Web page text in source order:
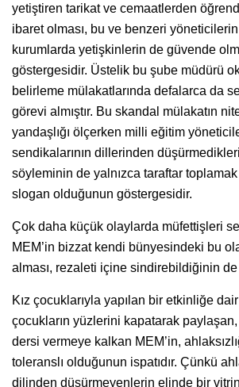
yetiştiren tarikat ve cemaatlerden
ibaret olması, bu ve benzeri
kurumlarda yetişkinlerin de güvende
göstergesidir. Üstelik bu şube müdürü
belirleme mülakatlarında defalarca da
görevi almıştır. Bu skandal mülakatın
yandaşlığı ölçerken milli eğitim
sendikalarının dillerinden
söyleminin de yalnızca taraftar
slogan olduğunun göstergesidir.
Çok daha küçük olaylarda müfettişleri
MEM’in bizzat kendi bünyesindeki bu
alması, rezaleti içine sindirebildiğinin de
Kız çocuklarıyla yapılan bir etkinliğe
çocukların yüzlerini kapatarak paylaşan,
dersi vermeye kalkan MEM’in,
toleranslı olduğunun ispatıdır. Çünkü
dilinden düşürmeyenlerin elinde bir